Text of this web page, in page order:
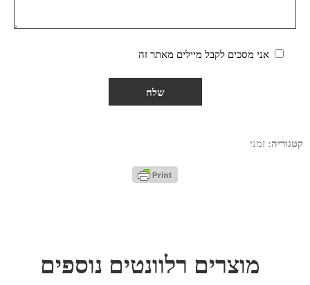
אני מסכים לקבל מיילים מאתר זה
קטגוריה: זמני
מוצרים רלוונטים נוספים